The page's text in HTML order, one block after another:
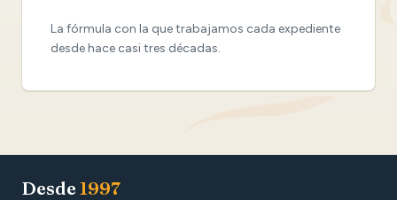
La fórmula con la que trabajamos cada expediente
desde hace casi tres décadas.
Desde 1997